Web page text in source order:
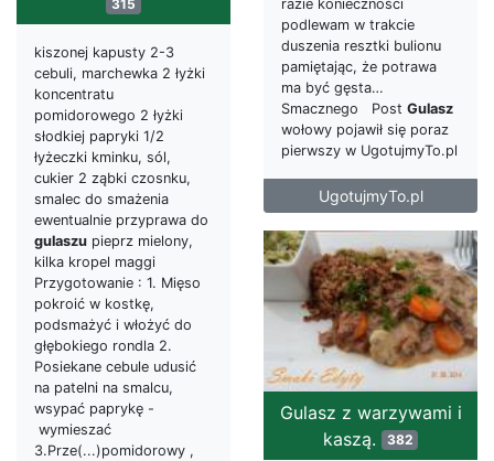
razie konieczności
podlewam w trakcie
duszenia resztki bulionu
pamiętając, że potrawa
ma być gęsta…
Smacznego Post Gulasz
wołowy pojawił się poraz
pierwszy w UgotujmyTo.pl
UgotujmyTo.pl
315
kiszonej kapusty 2-3
cebuli, marchewka 2 łyżki
koncentratu
pomidorowego 2 łyżki
słodkiej papryki 1/2
łyżeczki kminku, sól,
cukier 2 ząbki czosnku,
smalec do smażenia
ewentualnie przyprawa do
gulaszu pieprz mielony,
kilka kropel maggi
Przygotowanie : 1. Mięso
pokroić w kostkę,
podsmażyć i włożyć do
głębokiego rondla 2.
Posiekane cebule udusić
na patelni na smalcu,
wsypać paprykę -
wymieszać
3.Prze(...)pomidorowy ,
Gulasz z warzywami i
kaszą.
382